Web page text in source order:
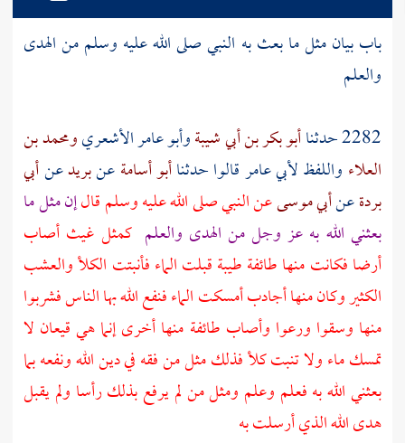
باب بيان مثل ما بعث به النبي صلى الله عليه وسلم من الهدى
والعلم
2282 حدثنا
أبو بكر بن أبي شيبةوأبو عامر الأشعريومحمد بن
العلاء واللفظلأبي عامرقالوا حدثناأبو أسامةعنبريدعنأبي
بردةعنأبي موسىعن النبي صلى الله عليه وسلم قالإن مثل ما
بعثني الله به عز وجل من الهدى والعلم كمثل غيث أصاب
أرضا فكانت منها طائفة طيبة قبلت الماء فأنبتت الكلأ والعشب
الكثير وكان منها أجادب أمسكت الماء فنفع الله بها الناس فشربوا
منها وسقوا ورعوا وأصاب طائفة منها أخرى إنما هي قيعان لا
تمسك ماء ولا تنبت كلأ فذلك مثل من فقه في دين الله ونفعه بما
بعثني الله به فعلم وعلم ومثل من لم يرفع بذلك رأسا ولم يقبل
هدى الله الذي أرسلت به